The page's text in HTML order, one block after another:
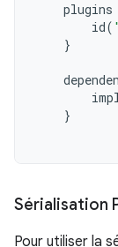
plugins
id(
}
}
Sérialisation
Pour utiliser la